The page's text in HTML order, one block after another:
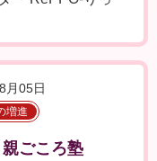
月05日
増進
ごころ塾